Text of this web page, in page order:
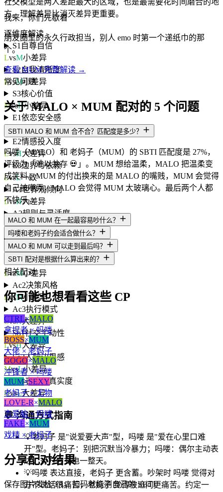
方。理解差异比消灭差异更重要。
逐维度解读
S1 自尊自信
LvsM小差异
S2自我清晰度
LvsM小差异
S3核心价值
MvsH小差异
E1依恋安全感
LvsH大差异
E2情感投入度
LvsH大差异
E3边界与依赖
LvsL一致
A1世界观倾向
LvsH大差异
A2规则与灵活度
LvsH大差异
A3人生意义感
HvsH一致
Ac1动机导向
LvsM小差异
Ac2决策风格
LvsM小差异
Ac3执行模式
LvsH大差异
So1社交主动性
LvsH大差异
So2人际边界感
MvsL小差异
So3表达与真实度
HvsL大差异
💬沟通方式指南
💡老妈子 是"说爱要大声"型，吗喽 是"爱在心里口难
开"型。老妈子：别把沉默当冷暴力；吗喽：偶尔主动表
达，对方会充电一整天。
💡吗喽 表达直接，老妈子 更含蓄。吵架时 吗喽 觉得对
方不说话很痛苦，老妈子 觉得被追问更痛苦。约定一
我来，你们先歇着
朋友圈里的永久行政担当，别人 emo 时第一个递纸巾的那
个。
查看 MUM 完整解读 →
常见问题
关于 MALO × MUM 配对的 5 个问题
SBTI MALO 和 MUM 合不合？匹配度是多少？
吗喽（MALO）和 老妈子（MUM）的 SBTI 匹配度是 27%，
评级为「难以共存 💀」。MUM 想给温柔，MALO 把温柔变
成笑料。MUM 的付出换来的是 MALO 的嘴贱，MUM 会觉得
自己被嘲弄，MALO 会觉得 MUM 太玻璃心。最后两个人都
不快乐。
MALO 和 MUM 在一起最容易吵什么？
吗喽和老妈子约会适合做什么？
MALO 和 MUM 可以走到最后吗？
SBTI 配对是根据什么算出来的？
相关配对
你可能也想看看这些 CP
CTRL×MALO
拿捏者 × 吗喽
BOSS×MUM
大佬 × 老妈子
GOGO×MALO
冲锋者 × 吗喽
MUM×SEXY
老妈子 × 尤物
LOVE-R×MALO
恋爱脑 × 吗喽
FAKE×MUM
戏精 × 老妈子
分享配对结果
保存图片发给 TA，扫码就能测自己的 SBTI